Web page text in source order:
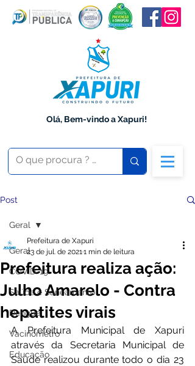
Olá, Bem-vindo a Xapuri!
Post
Geral
COVID-19
Saúde e Saneamento
Dengue
Vacinômetro
Educação
Geral
Prefeitura realiza ação:
Julho Amarelo - Contra
hepatites virais
Prefeitura de Xapuri
23 de jul. de 20211 min de leitura
A Prefeitura Municipal de Xapuri
através da Secretaria Municipal de
Saúde realizou durante todo o dia 23